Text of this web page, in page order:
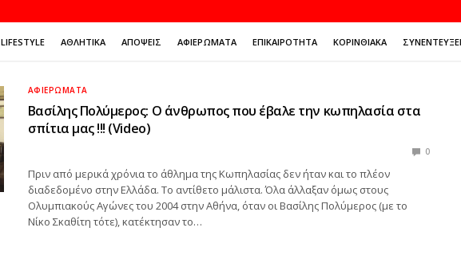
LIFESTYLE ΑΘΛΗΤΙΚΆ ΑΠΌΨΕΙΣ ΑΦΙΕΡΏΜΑΤΑ ΕΠΙΚΑΙΡΌΤΗΤΑ ΚΟΡΙΝΘΙΑΚΆ
ΑΦΙΕΡΏΜΑΤΑ
Βασίλης Πολύμερος: Ο άνθρωπος που έβαλε την κωπηλασία στα
σπίτια μας !!! (Video)
0
Πριν από μερικά χρόνια το άθλημα της Κωπηλασίας δεν ήταν και το πλέον
διαδεδομένο στην Ελλάδα. Το αντίθετο μάλιστα. Όλα άλλαξαν όμως στους
Ολυμπιακούς Αγώνες του 2004 στην Αθήνα, όταν οι Βασίλης Πολύμερος (με το
Νίκο Σκαθίτη τότε), κατέκτησαν το…